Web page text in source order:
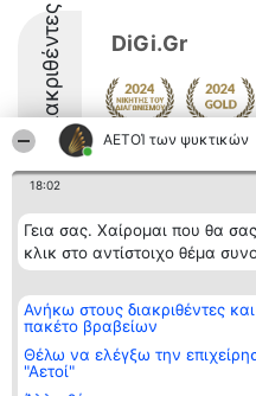
ΑΕΤΟΊ των ψυκτικών
18:02
Γεια σας. Χαίρομαι που θα
κλικ στο αντίστοιχο θέμα
Ανήκω στους διακριθέντες
πακέτο βραβείων
Θέλω να ελέγξω την
"Αετοί"
Διακριθέντες DiGi.Gr
9
Διοργανωτής της
κατάταξης
Μονοπρόσωπη ΙΚΕ
ΤΗΛ. ΕΠΙΚΟΙΝΩΝΙΑΣ:
2104128019
email:
aetoi@beautifulcompany.co
των
Όροι